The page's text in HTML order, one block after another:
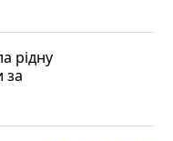
рідну
за